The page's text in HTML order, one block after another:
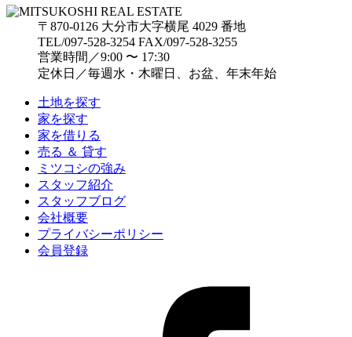
〒870-0126 大分市大字横尾 4029 番地
TEL/097-528-3254 FAX/097-528-3255
営業時間／9:00 〜 17:30
定休日／毎週水・木曜日、お盆、年末年始
土地を探す
家を探す
家を借りる
売る ＆ 貸す
ミツコシの強み
スタッフ紹介
スタッフブログ
会社概要
プライバシーポリシー
会員登録